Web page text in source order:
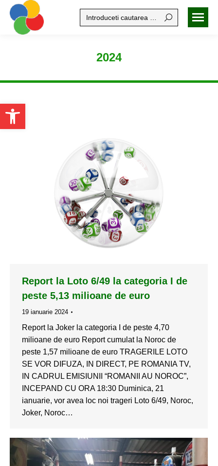
Open toolbar
Search:
2024
Report la Loto 6/49 la categoria I de
peste 5,13 milioane de euro
19 ianuarie 2024
Report la Joker la categoria I de peste 4,70
milioane de euro Report cumulat la Noroc de
peste 1,57 milioane de euro TRAGERILE LOTO
SE VOR DIFUZA, IN DIRECT, PE ROMANIA TV,
IN CADRUL EMISIUNII “ROMANII AU NOROC”,
INCEPAND CU ORA 18:30 Duminica, 21
ianuarie, vor avea loc noi trageri Loto 6/49, Noroc,
Joker, Noroc…